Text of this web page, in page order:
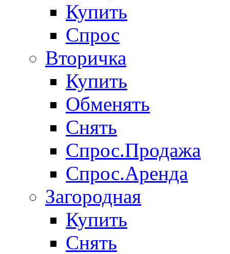
Купить
Спрос
Вторичка
Купить
Обменять
Снять
Спрос.Продажа
Спрос.Аренда
Загородная
Купить
Снять